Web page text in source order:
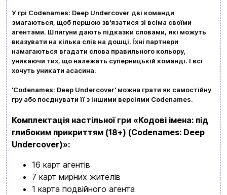
У грі Codenames: Deep Undercover дві команди
змагаються, щоб першою зв'язатися зі всіма своїми
агентами. Шпигуни дають підказки словами, які можуть
вказувати на кілька слів на дошці. Їхні партнери
намагаються вгадати слова правильного кольору,
уникаючи тих, що належать суперницькій команді. І всі
хочуть уникати асасина.
'Codenames: Deep Undercover' можна грати як самостійну
гру або поєднувати її з іншими версіями Codenames.
Комплектація настільної гри «Кодові імена: під
глибоким прикриттям (18+) (Codenames: Deep
Undercover)»:
16 карт агентів
7 карт мирних жителів
1 карта подвійного агента
Політика конфіденційності
Контакти
+380634324164
Замовити дзвінок
kubix.boardgames@gmail.com
Мова сайту:
UA ㅤRU
Ваш кошик зараз порожній
Перегляньте асортимент нашого магазину і ви
обовʼязково знайдете щось цікавеньке